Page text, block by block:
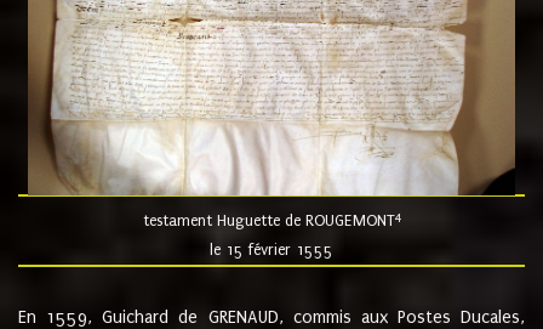
testament Huguette de ROUGEMONT4
le 15 février 1555
En 1559, Guichard de GRENAUD, commis aux Postes Ducales,